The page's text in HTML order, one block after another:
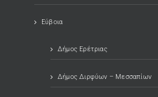
Εύβοια
Δήμος Ερέτριας
Δήμος Διρφύων – Μεσσαπίων